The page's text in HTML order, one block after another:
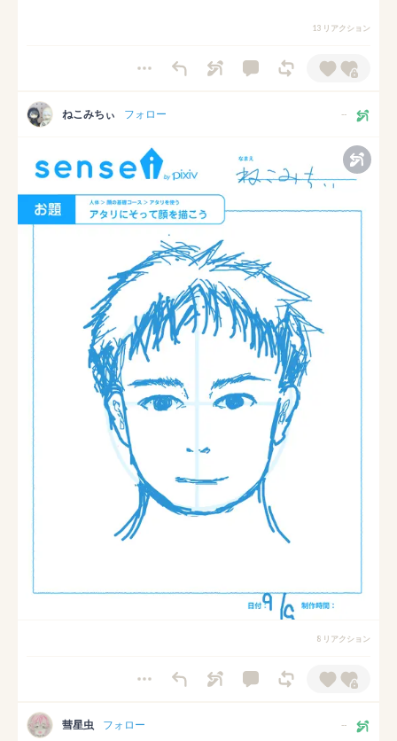
13 リアクション
ねこみちぃ フォロー --
8 リアクション
彗星虫 フォロー --